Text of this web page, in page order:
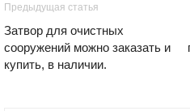
Предыдущая статья
Затвор для очистных
сооружений можно заказать и
купить, в наличии.